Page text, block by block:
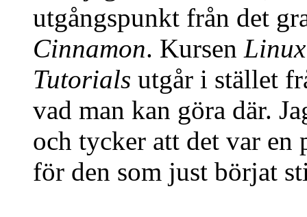
utgångspunkt från det
Cinnamon. Kursen
Tutorials utgår i stället
vad man kan göra där.
och tycker att det var en
för den som just börjat